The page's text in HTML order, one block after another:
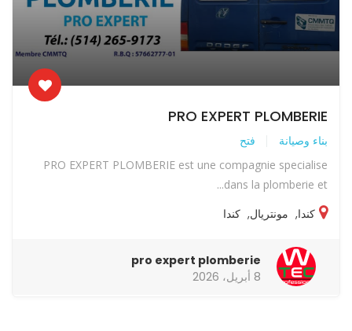
PRO EXPERT PLOMBERIE
بناء وصيانة فتح
PRO EXPERT PLOMBERIE est une compagnie specialise
dans la plomberie et...
كندا, مونتريال, كندا
pro expert plomberie
8 أبريل، 2026